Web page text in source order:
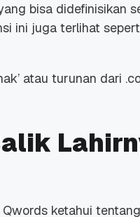
bisa didefinisikan
ini juga terlihat
atau turunan dari
ketahui